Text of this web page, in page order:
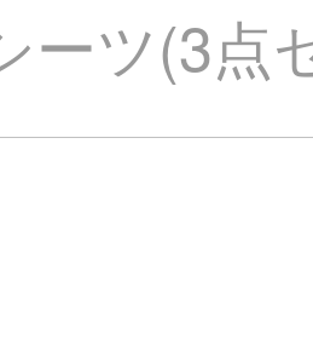
ーツ(3点